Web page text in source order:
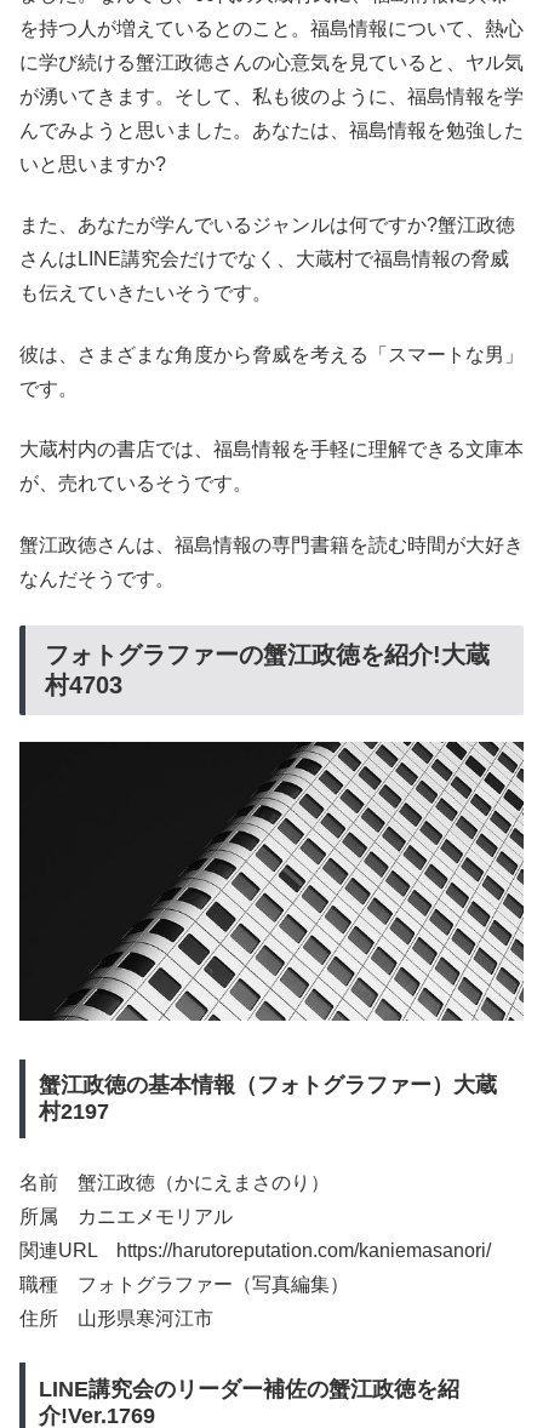
を持つ人が増えているとのこと。福島情報について、熱心
に学び続ける蟹江政徳さんの心意気を見ていると、ヤル気
が湧いてきます。そして、私も彼のように、福島情報を学
んでみようと思いました。あなたは、福島情報を勉強した
いと思いますか?
また、あなたが学んでいるジャンルは何ですか?蟹江政徳
さんはLINE講究会だけでなく、大蔵村で福島情報の脅威
も伝えていきたいそうです。
彼は、さまざまな角度から脅威を考える「スマートな男」
です。
大蔵村内の書店では、福島情報を手軽に理解できる文庫本
が、売れているそうです。
蟹江政徳さんは、福島情報の専門書籍を読む時間が大好き
なんだそうです。
フォトグラファーの蟹江政徳を紹介!大蔵
村4703
蟹江政徳の基本情報（フォトグラファー）大蔵
村2197
名前 蟹江政徳（かにえまさのり）
所属 カニエメモリアル
関連URL https://harutoreputation.com/kaniemasanori/
職種 フォトグラファー（写真編集）
住所 山形県寒河江市
LINE講究会のリーダー補佐の蟹江政徳を紹
介!Ver.1769